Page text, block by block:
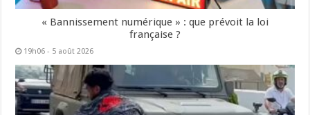
« Bannissement numérique » : que prévoit la loi
française ?
19h06 - 5 août 2026